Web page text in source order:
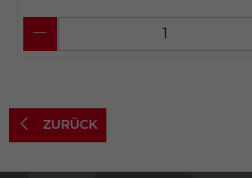
ZURÜCK